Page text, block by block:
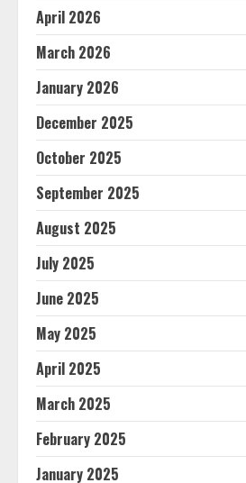
April 2026
March 2026
January 2026
December 2025
October 2025
September 2025
August 2025
July 2025
June 2025
May 2025
April 2025
March 2025
February 2025
January 2025